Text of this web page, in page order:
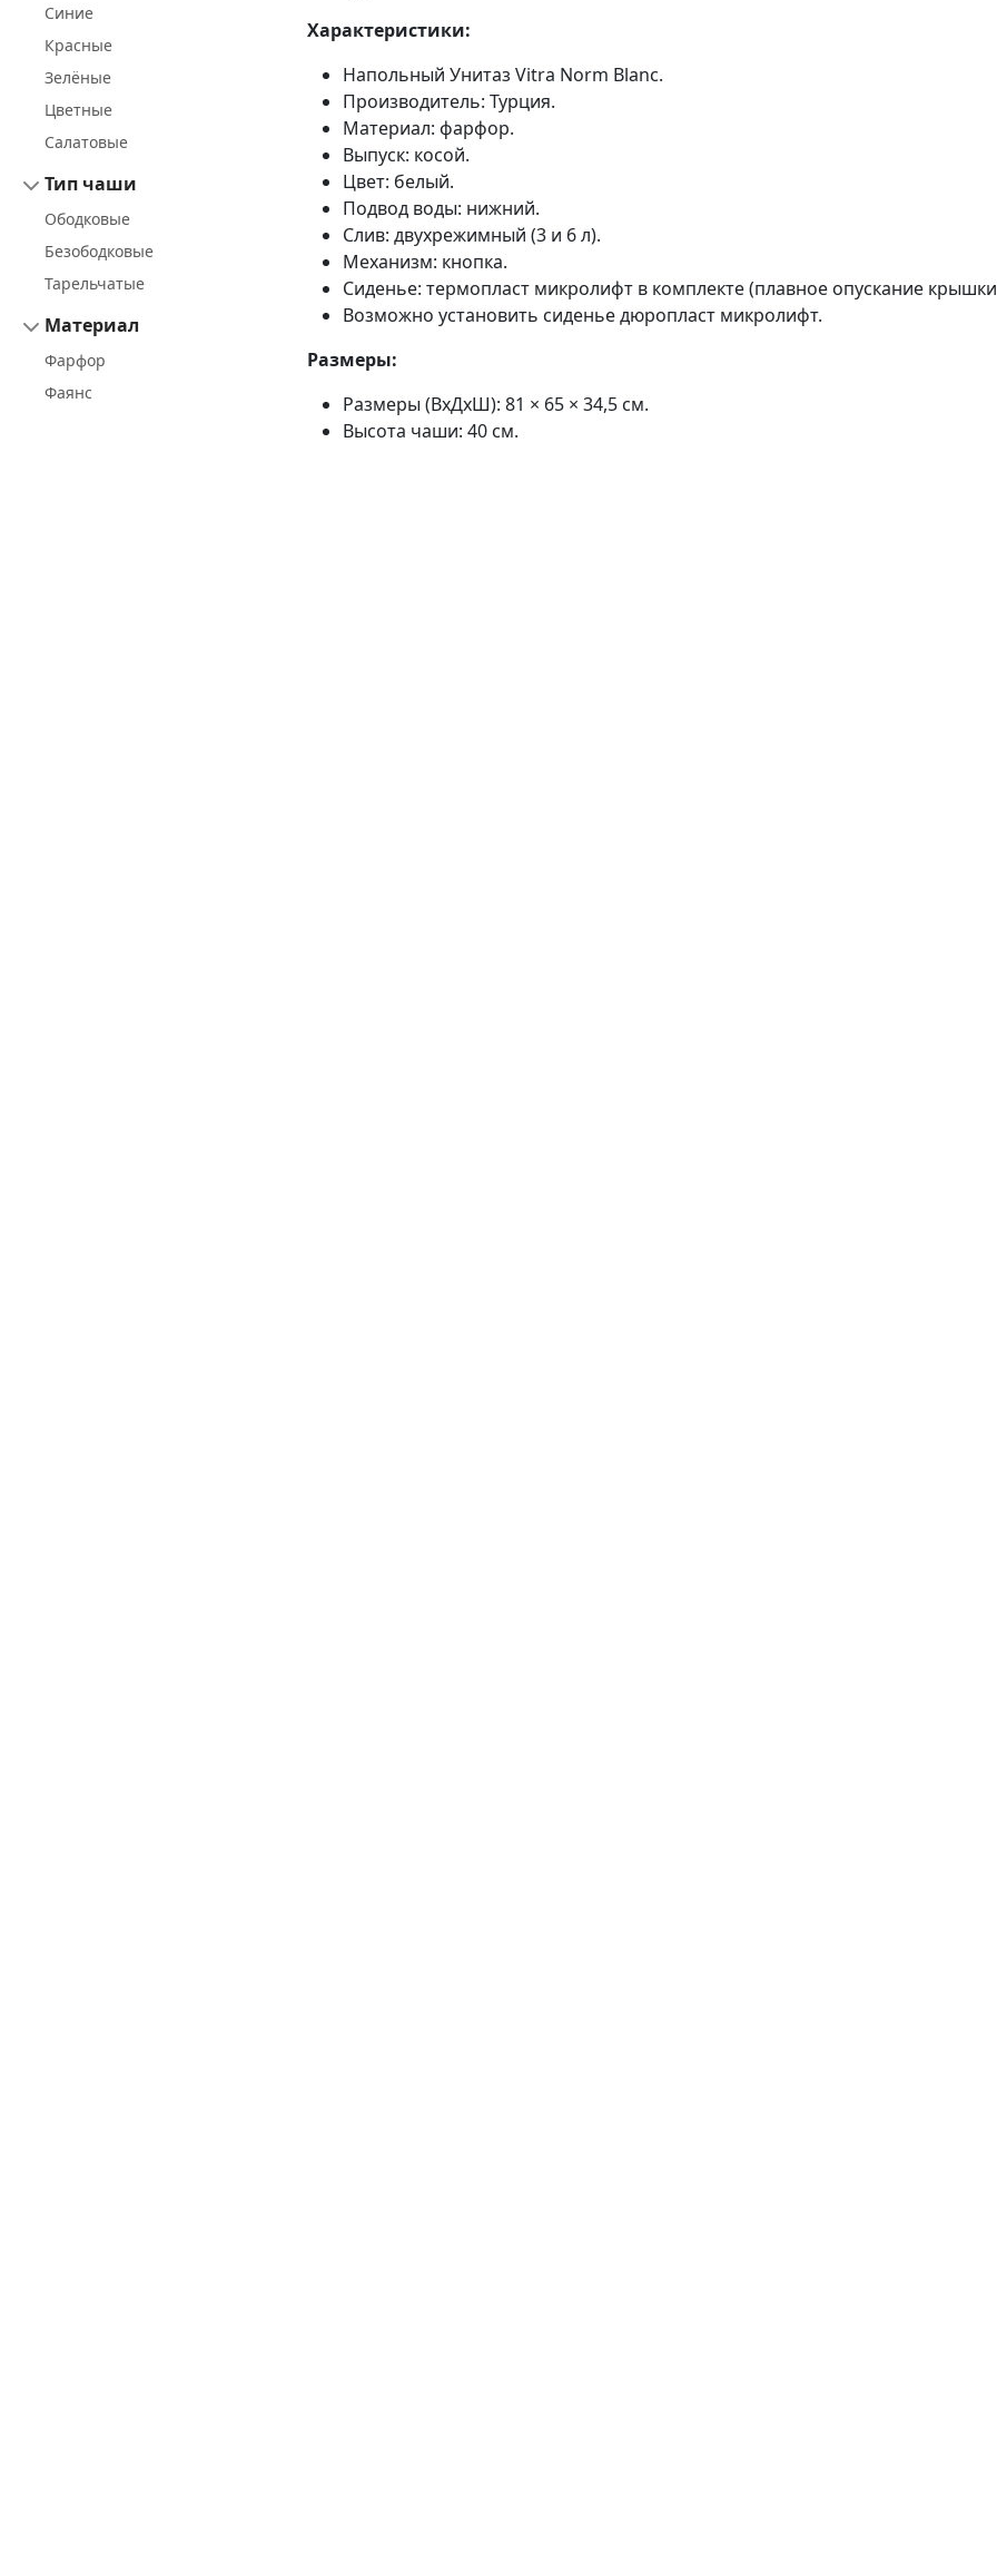
Синие
Красные
Зелёные
Цветные
Салатовые
Тип чаши
Ободковые
Безободковые
Тарельчатые
Материал
Фарфор
Фаянс
Характеристики:
Напольный Унитаз Vitra Norm Blanc.
Производитель: Турция.
Материал: фарфор.
Выпуск: косой.
Цвет: белый.
Подвод воды: нижний.
Слив: двухрежимный (3 и 6 л).
Механизм: кнопка.
Сиденье: термопласт микролифт в комплекте (плавное опускание
Возможно установить сиденье дюропласт микролифт.
Размеры:
Размеры (ВхДхШ): 81 × 65 × 34,5 см.
Высота чаши: 40 см.